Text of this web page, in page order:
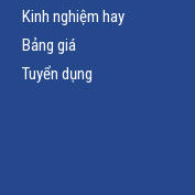
Kinh nghiệm hay
Bảng giá
Tuyển dụng